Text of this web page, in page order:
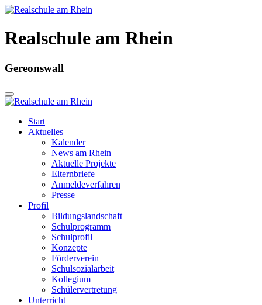
Realschule am Rhein
Gereonswall
Start
Aktuelles
Kalender
News am Rhein
Aktuelle Projekte
Elternbriefe
Anmeldeverfahren
Presse
Profil
Bildungslandschaft
Schulprogramm
Schulprofil
Konzepte
Förderverein
Schulsozialarbeit
Kollegium
Schülervertretung
Unterricht